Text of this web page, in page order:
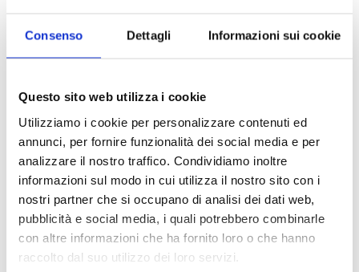
Consenso Dettagli Informazioni sui cookie
Questo sito web utilizza i cookie
Utilizziamo i cookie per personalizzare contenuti ed
annunci, per fornire funzionalità dei social media e per
analizzare il nostro traffico. Condividiamo inoltre
informazioni sul modo in cui utilizza il nostro sito con i
nostri partner che si occupano di analisi dei dati web,
pubblicità e social media, i quali potrebbero combinarle
con altre informazioni che ha fornito loro o che hanno
raccolto dal suo utilizzo dei loro servizi.
1 Luglio 2026
dell’IA sul futuro e oltre)
IL MENSILE ASSINEWS LUGLIO-
AGOSTO 2026